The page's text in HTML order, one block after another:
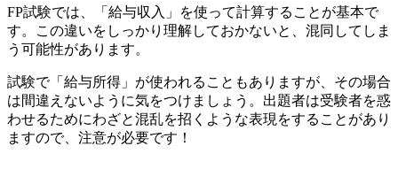
FP試験では、「給与収入」を使って計算することが基本で
す。この違いをしっかり理解しておかないと、混同してしま
う可能性があります。
試験で「給与所得」が使われることもありますが、その場合
は間違えないように気をつけましょう。出題者は受験者を惑
わせるためにわざと混乱を招くような表現をすることがあり
ますので、注意が必要です！